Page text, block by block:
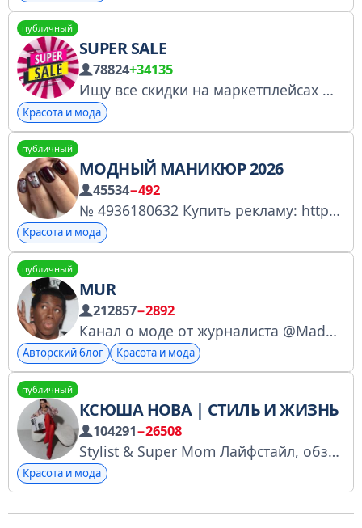
публичный
SUPER SALE
78824+34135
Ищу все скидки на маркетплейсах
Красота и мода
публичный
МОДНЫЙ МАНИКЮР 2026
45534−492
№ 4936180632 Купить рекламу: https://telega.in/c/best_nail_art_for_your
Красота и мода
публичный
MUR
212857−2892
Канал о моде от журналиста @MadonnaMurr Канал в MAX https://max.ru/MUR Мадонна Мур в YouTube: https://youtube.com/c/MadonnaMur Канал в реестре Роскомнадзора: https://knd.gov.ru/license?id=67376c8323bfbf2cbf4573d5&registryType=bloggersPermission
Авторский блог Красота и мода
публичный
КСЮША НОВА | СТИЛЬ И ЖИЗНЬ
104291−26508
Stylist & Super Mom Лайфстайл, обзоры, полезные советы от стилиста, креатор крутого контента
Красота и мода